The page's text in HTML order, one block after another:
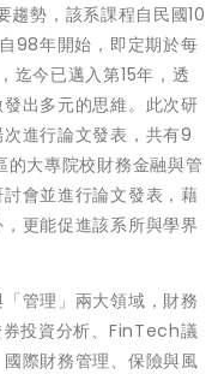
勢，該系課程自民國10
98年開始，即定期於每
迄今已邁入第15年，透
出多元的思維。此次研
進行論文發表，共有9
大專院校財務金融與管
會並進行論文發表，藉
更能促進該系所與學界
管理」兩大領域，財務
券投資分析、FinTech議
際財務管理、保險與風